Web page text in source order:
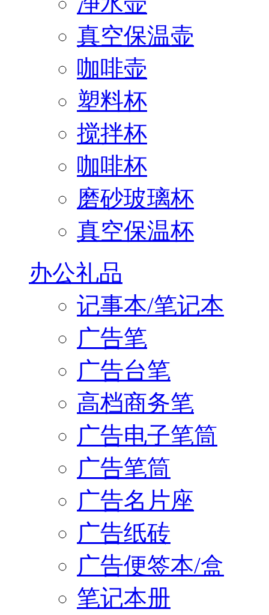
真空保温壶
咖啡壶
塑料杯
搅拌杯
咖啡杯
磨砂玻璃杯
真空保温杯
办公礼品
记事本/笔记本
广告笔
广告台笔
高档商务笔
广告电子笔筒
广告笔筒
广告名片座
广告纸砖
广告便签本/盒
笔记本册